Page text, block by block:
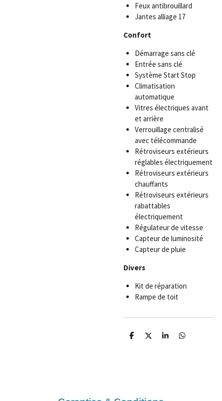
Feux antibrouillard
Jantes alliage 17
Confort
Démarrage sans clé
Entrée sans clé
Système Start Stop
Climatisation
automatique
Vitres électriques avant
et arrière
Verrouillage centralisé
avec télécommande
Rétroviseurs extérieurs
réglables électriquement
Rétroviseurs extérieurs
chauffants
Rétroviseurs extérieurs
rabattables
électriquement
Régulateur de vitesse
Capteur de luminosité
Capteur de pluie
Divers
Kit de réparation
Rampe de toit
P
P
P
P